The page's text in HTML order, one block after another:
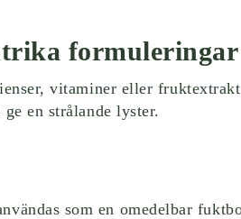
formuleringar
vitaminer eller
en strålande lyster.
som en omedelbar